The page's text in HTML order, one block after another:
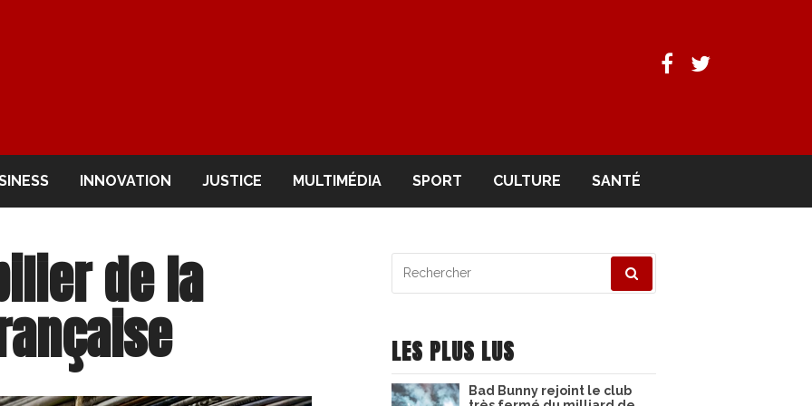
Facebook
Twitter
INNOVATION JUSTICE MULTIMÉDIA SPORT CULTURE SANTÉ
de la
pour
LES PLUS LUS
Bad Bunny rejoint le club